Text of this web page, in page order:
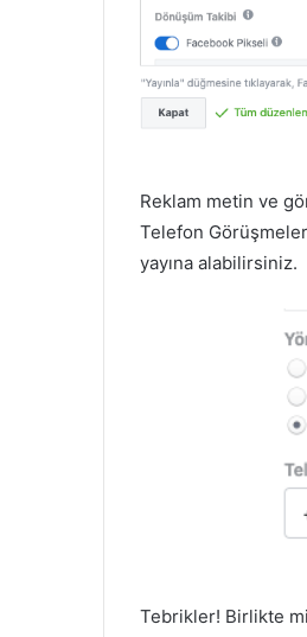
Reklam metin ve
Telefon
yayına alabilirsiniz.
Tebrikler! Birlikte